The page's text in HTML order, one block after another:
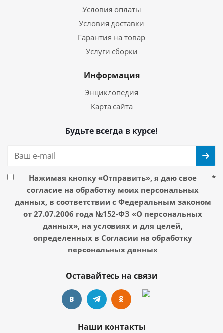
Условия оплаты
Условия доставки
Гарантия на товар
Услуги сборки
Информация
Энциклопедия
Карта сайта
Будьте всегда в курсе!
Нажимая кнопку «Отправить», я даю свое
согласие на обработку моих персональных
данных, в соответствии с Федеральным законом
от 27.07.2006 года №152-ФЗ «О персональных
данных», на условиях и для целей,
определенных в Согласии на обработку
персональных данных
*
Оставайтесь на связи
Наши контакты